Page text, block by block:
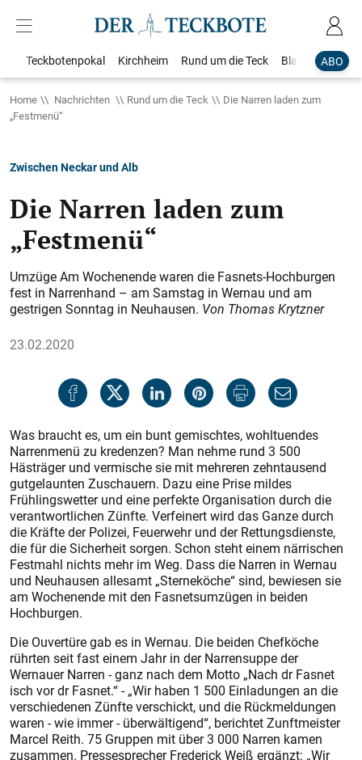
ABO
Teckbotenpokal Kirchheim Rund um die Teck Blaulicht
Home Nachrichten Rund um die Teck
Die Narren laden zum
„Festmenü“
Zwischen Neckar und Alb
Die Narren laden zum
„Festmenü“
Umzüge Am Wochenende waren die Fasnets-Hochburgen
fest in Narrenhand – am Samstag in Wernau und am
gestrigen Sonntag in Neuhausen. Von Thomas Krytzner
23.02.2020
Was braucht es, um ein bunt gemischtes, wohltuendes
Narrenmenü zu kredenzen? Man nehme rund 3 500
Hästräger und vermische sie mit mehreren zehntausend
gutgelaunten Zuschauern. Dazu eine Prise mildes
Frühlingswetter und eine perfekte Organisation durch die
verantwortlichen Zünfte. Verfeinert wird das Ganze durch
die Kräfte der Polizei, Feuerwehr und der Rettungsdienste,
die für die Sicherheit sorgen. Schon steht einem närrischen
Festmahl nichts mehr im Weg. Dass die Narren in Wernau
und Neuhausen allesamt „Sterneköche“ sind, bewiesen sie
am Wochenende mit den Fasnetsumzügen in beiden
Hochburgen.
Die Ouvertüre gab es in Wer­nau. Die beiden Chefköche
rührten seit fast einem Jahr in der Narrensuppe der
Wernauer Narren - ganz nach dem Motto „Nach dr Fasnet
isch vor dr Fasnet.“ - „Wir haben 1 500 Einladungen an die
verschiedenen Zünfte verschickt, und die Rückmeldungen
waren - wie immer - überwältigend“, berichtet Zunftmeister
Marcel Reith. 75 Gruppen mit über 3 000 Narren kamen
zusammen. Pressesprecher Frederick Weiß ergänzt: „Wir